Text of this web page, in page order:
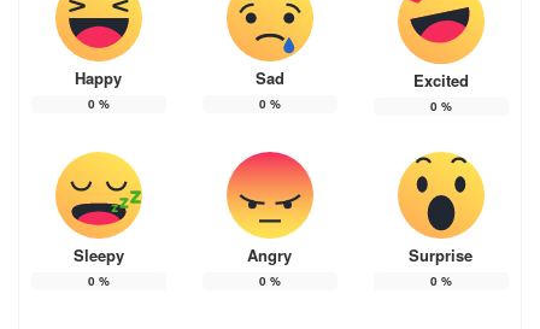
Happy
0%
Sad
0%
Excited
0%
Sleepy
0%
Angry
0%
Surprise
0%